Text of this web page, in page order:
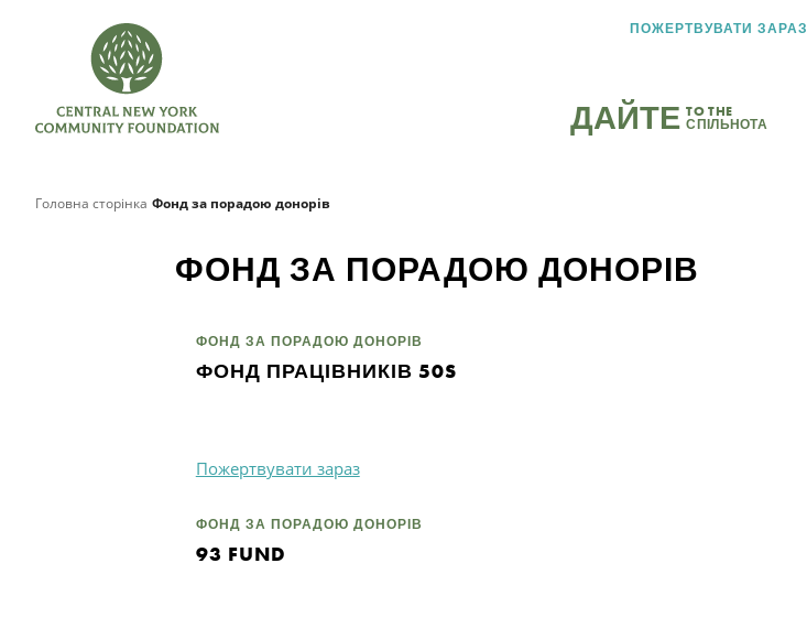
ПОЖЕРТВУВАТИ ЗАРАЗ
ДАЙТЕ TO THE
СПІЛЬНОТА
Головна сторінка Фонд за порадою донорів
ФОНД ЗА ПОРАДОЮ ДОНОРІВ
ФОНД ЗА ПОРАДОЮ ДОНОРІВ
ФОНД ПРАЦІВНИКІВ 50S
Пожертвувати зараз
ФОНД ЗА ПОРАДОЮ ДОНОРІВ
93 FUND